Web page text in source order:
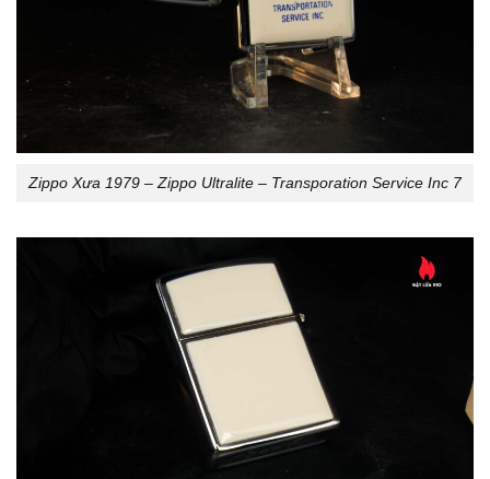
Zippo Xưa 1979 – Zippo Ultralite – Transporation Service Inc 7